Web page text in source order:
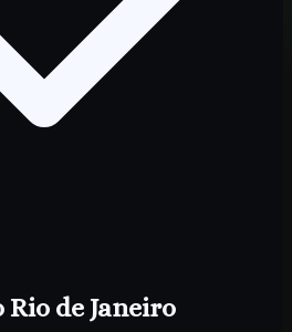
Rio de Janeiro